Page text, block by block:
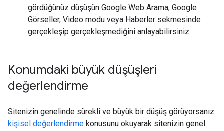
gördüğünüz düşüşün Google Web Arama, Google
Görseller, Video modu veya Haberler sekmesinde
gerçekleşip gerçekleşmediğini anlayabilirsiniz.
Konumdaki büyük düşüşleri
değerlendirme
Sitenizin genelinde sürekli ve büyük bir düşüş görüyorsanız
kişisel değerlendirme konusunu okuyarak sitenizin genel